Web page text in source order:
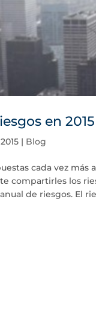
en 2015
| Blog
cada vez
compartirles los
de riesgos. El